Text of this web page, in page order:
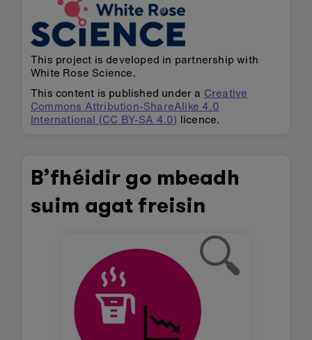
This project is developed in partnership with
White Rose Science.
This content is published under a Creative
Commons Attribution-ShareAlike 4.0
International (CC BY-SA 4.0) licence.
B’fhéidir go mbeadh
suim agat freisin